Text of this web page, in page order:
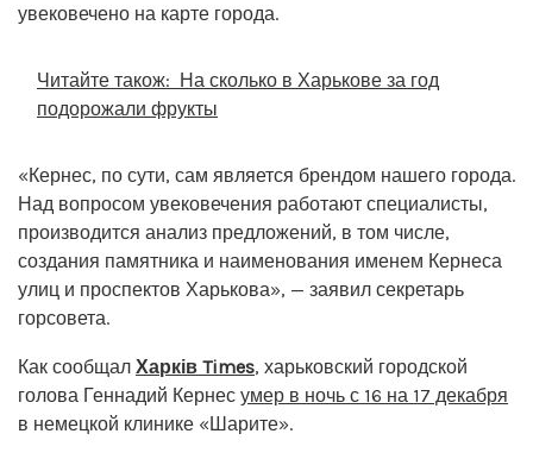
увековечено на карте города.
Читайте також: На сколько в Харькове за год
подорожали фрукты
«Кернес, по сути, сам является брендом нашего города.
Над вопросом увековечения работают специалисты,
производится анализ предложений, в том числе,
создания памятника и наименования именем Кернеса
улиц и проспектов Харькова», — заявил секретарь
горсовета.
Как сообщал Харків Times, харьковский городской
голова Геннадий Кернес умер в ночь с 16 на 17 декабря
в немецкой клинике «Шарите».